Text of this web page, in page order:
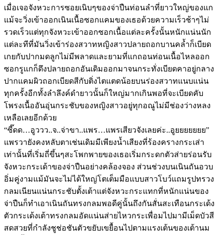
เมื่อเจอจังหวะการซอยเนิบๆของจ่าปืนท่อนลำที่ยาวใหญ่ของแก
แม้จะวิ่งเข้าออกเนินเนื้อซอกแคมของเธอด้วยความเร็วช้าๆไม่
รวดเร็วแต่ทุกจังหวะเข้าออกซอกเนื้อแต่ละครั้งนั้นหนักแน่นนัก
แต่ละทีที่มันวิ่งเข้าร่องสวาทหญิงสาวปลายถอกบานคล้ำก็เบียด
เกยกับปากมดลูกไม่มีพลาดและยามที่แกถอนท่อนเนื้อไหลออก
ซอกรูแกก็ดึงปลายถอกอันเดิมออกมาจนกระทั่งเบียดคาอยู่กลาง
ปากแคมผิวถอกเบียดสีกับติ่งไตแตดน้อยบนร่องสวาทแนบแน่น
ทุกครั้งอีกทั้งลำลึงค์ดำยาวนั้นก็ใหญ่มากเกินพอที่จะเบียดคับ
โพรงเนื้ออันอุ่นกระชับของหญิงสาวอยู่ทุกอณูไม่มีช่องว่างหลง
เหลือเลยอีกด้วย
“ซี๊ดด…อูววว..จ..จ่าขา..แพร…แพรเสียวจังเลยค่ะ..อูยยยยยยย”
แพรวายังคงหลับตาเช่นเดิมมีเพียงน้ำเสียงที่ร้องครางกระเส่า
เท่านั้นที่เริ่มถี่ขึ้นๆสะโพกพายของเธอเริ่มกระดกตัวส่ายร่อนรับ
จังหวะกระเด้าของจ่าปืนอย่างคล้องจอง ส่วนช่วงบนเนินถันอวบ
อิ่มคู่งามแม้มันจะไม่ได้ใหญ่โตเต็มมือแบบสาวโบว์แถมรูปทรวง
กลมเนียนแน่นกระชับตั้งเต้าแต่จังหวะกระแทกที่หนักแน่นของ
จ่าปืนก็ทำเอาเนินถันทรงกลมพอดีคู่นั้นถึงกันสั่นสะเทือนกระเด้ง
ตัวกระเด้งเต้าทรงกลมอัดแน่นส่ายไหวกระเพื่อมไปมามีเม็ดบัวสี
สดสวยที่กำลังชูช่อชันตัวขยับเขยื้อนไปตามแรงเต้นของเต้านม